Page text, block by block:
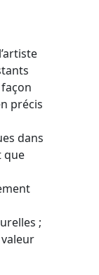
précis
dans
que
;